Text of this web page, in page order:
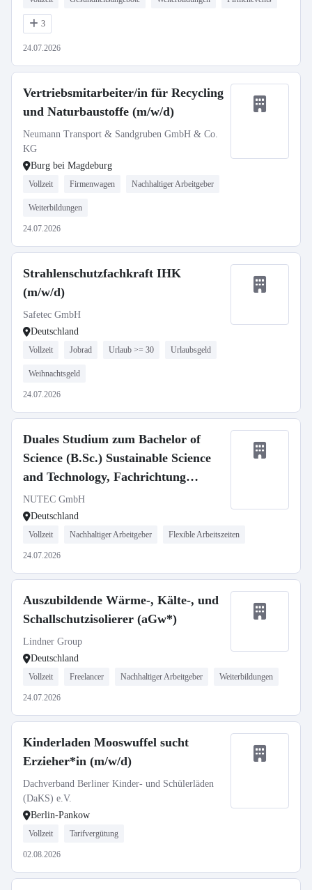
3
24.07.2026
Vertriebsmitarbeiter/in für Recycling
und Naturbaustoffe (m/w/d)
Neumann Transport & Sandgruben GmbH & Co.
KG
Burg bei Magdeburg
Vollzeit Firmenwagen Nachhaltiger Arbeitgeber
Weiterbildungen
24.07.2026
Strahlenschutzfachkraft IHK
(m/w/d)
Safetec GmbH
Deutschland
Vollzeit Jobrad Urlaub >= 30 Urlaubsgeld
Weihnachtsgeld
24.07.2026
Duales Studium zum Bachelor of
Science (B.Sc.) Sustainable Science
and Technology, Fachrichtung
Strahlenschutz (m/w/d)
NUTEC GmbH
Deutschland
Vollzeit Nachhaltiger Arbeitgeber Flexible Arbeitszeiten
24.07.2026
Auszubildende Wärme-, Kälte-, und
Schallschutzisolierer (aGw*)
Lindner Group
Deutschland
Vollzeit Freelancer Nachhaltiger Arbeitgeber Weiterbildungen
24.07.2026
Kinderladen Mooswuffel sucht
Erzieher*in (m/w/d)
Dachverband Berliner Kinder- und Schülerläden
(DaKS) e.V.
Berlin-Pankow
Vollzeit Tarifvergütung
02.08.2026